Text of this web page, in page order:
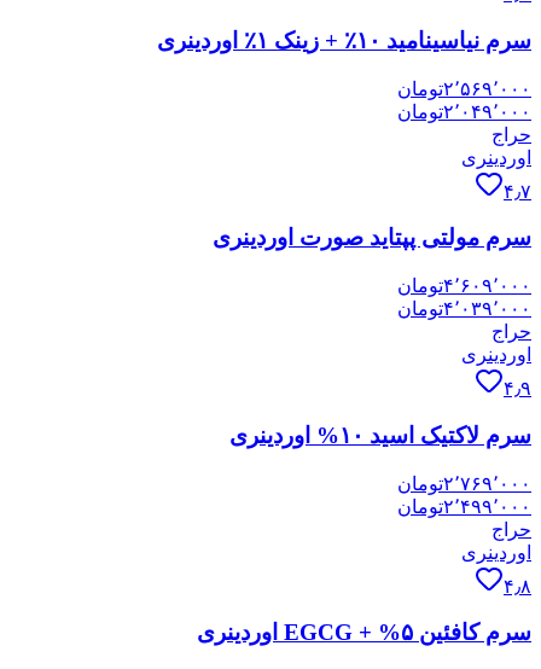
سرم نیاسینامید ۱۰٪ + زینک ۱٪ اوردینری
۲٬۵۶۹٬۰۰۰تومان
۲٬۰۴۹٬۰۰۰تومان
حراج
اوردینری
۴٫۷
سرم مولتی پپتاید صورت اوردینری
۴٬۶۰۹٬۰۰۰تومان
۴٬۰۳۹٬۰۰۰تومان
حراج
اوردینری
۴٫۹
سرم لاکتیک اسید ۱۰% اوردینری
۲٬۷۶۹٬۰۰۰تومان
۲٬۴۹۹٬۰۰۰تومان
حراج
اوردینری
۴٫۸
سرم کافئین ۵% + EGCG اوردینری